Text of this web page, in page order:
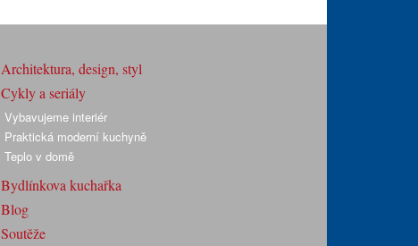
Architektura, design, styl
Cykly a seriály
Vybavujeme interiér
Praktická moderní kuchyně
Teplo v domě
Bydlínkova kuchařka
Blog
Soutěže